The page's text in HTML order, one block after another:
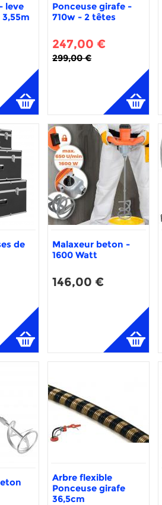
leve
Ponceuse girafe -
710w - 2 têtes
247,00 €
299,00 €
de
Malaxeur beton -
1600 Watt
146,00 €
Arbre flexible
Ponceuse girafe
36,5cm